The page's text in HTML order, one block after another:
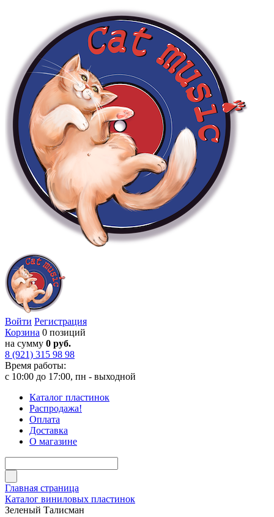
Войти Регистрация
Корзина 0 позиций
на сумму 0 руб.
8 (921) 315 98 98
Время работы:
с 10:00 до 17:00, пн - выходной
Каталог пластинок
Распродажа!
Оплата
Доставка
О магазине
Главная страница
Каталог виниловых пластинок
Зеленый Талисман